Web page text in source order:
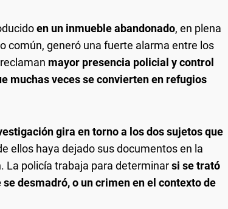
en un inmueble abandonado, en plena
común, generó una fuerte alarma entre los
mayor presencia policial y control
muchas veces se convierten en refugios
gira en torno a los dos sujetos que
ellos haya dejado sus documentos en la
La policía trabaja para determinarsi se trató
desmadró, o un crimen en el contexto de